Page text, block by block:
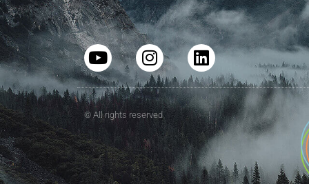
© All rights reserved